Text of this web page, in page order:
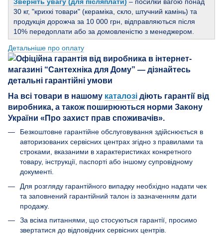
30 кг, "крихкі товари" (кераміка, скло, штучний камінь) та
продукція дорожча за 10 000 грн, відправляються після
10% передоплати або за домовленістю з менеджером.
Детальніше про оплату
На всі товари в нашому каталозі діють гарантії від
виробника, а також поширюються норми Закону
України «Про захист прав споживачів».
Безкоштовне гарантійне обслуговування здійснюється в
авторизованих сервісних центрах згідно з правилами та
строками, вказаними в характеристиках конкретного
товару, інструкції, паспорті або іншому супровідному
документі.
Для розгляду гарантійного випадку необхідно надати чек
та заповнений гарантійний талон із зазначенням дати
продажу.
За всіма питаннями, що стосуються гарантії, просимо
звертатися до відповідних сервісних центрів.